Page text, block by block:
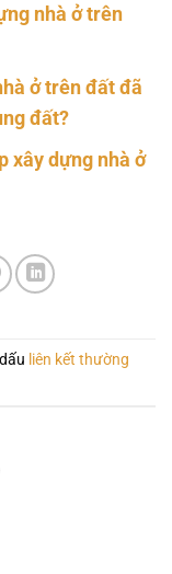
nhà ở trên
ở trên đất đã
đất?
xây dựng nhà ở
liên kết thường